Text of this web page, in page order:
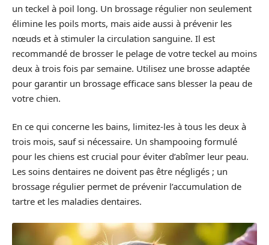
un teckel à poil long. Un brossage régulier non seulement
élimine les poils morts, mais aide aussi à prévenir les
nœuds et à stimuler la circulation sanguine. Il est
recommandé de brosser le pelage de votre teckel au moins
deux à trois fois par semaine. Utilisez une brosse adaptée
pour garantir un brossage efficace sans blesser la peau de
votre chien.
En ce qui concerne les bains, limitez-les à tous les deux à
trois mois, sauf si nécessaire. Un shampooing formulé
pour les chiens est crucial pour éviter d’abîmer leur peau.
Les soins dentaires ne doivent pas être négligés ; un
brossage régulier permet de prévenir l’accumulation de
tartre et les maladies dentaires.